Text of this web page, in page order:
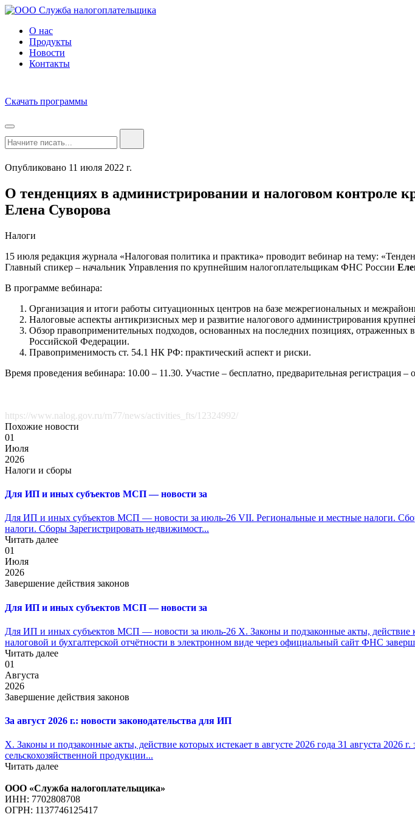
О нас
Продукты
Новости
Контакты
Скачать программы
Опубликовано 11 июля 2022 г.
О тенденциях в администрировании и налоговом контроле
Елена Суворова
Налоги
15 июля редакция журнала «Налоговая политика и практика» проводит вебинар на тему:
Главный спикер – начальник Управления по крупнейшим налогоплательщикам ФНС России
В программе вебинара:
Организация и итоги работы ситуационных центров на базе межрегиональных и
Налоговые аспекты антикризисных мер и развитие налогового администрирования
Обзор правоприменительных подходов, основанных на последних позициях,
Российской Федерации.
Правоприменимость ст. 54.1 НК РФ: практический аспект и риски.
Время проведения вебинара: 10.00 – 11.30. Участие – бесплатно, предварительная регистрация
https://www.nalog.gov.ru/rn77/news/activities_fts/12324992/
Похожие новости
01
Июля
2026
Налоги и сборы
Для ИП и иных субъектов МСП — новости за
Для ИП и иных субъектов МСП — новости за июль-26 VII. Региональные и местные налоги.
налоги. Сборы Зарегистрировать недвижимост...
Читать далее
01
Июля
2026
Завершение действия законов
Для ИП и иных субъектов МСП — новости за
Для ИП и иных субъектов МСП — новости за июль-26 X. Законы и подзаконные акты, действие
налоговой и бухгалтерской отчётности в электронном виде через официальный сайт ФНС
Читать далее
01
Августа
2026
Завершение действия законов
За август 2026 г.: новости законодательства для ИП
X. Законы и подзаконные акты, действие которых истекает в августе 2026 года 31 августа
сельскохозяйственной продукции...
Читать далее
ООО «Служба налогоплательщика»
ИНН: 7702808708
ОГРН: 1137746125417